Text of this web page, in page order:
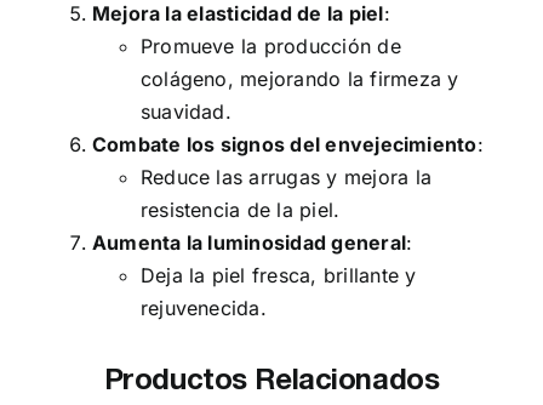
Mejora la elasticidad de la piel:
Promueve la producción de
colágeno, mejorando la firmeza y
suavidad.
Combate los signos del envejecimiento:
Reduce las arrugas y mejora la
resistencia de la piel.
Aumenta la luminosidad general:
Deja la piel fresca, brillante y
rejuvenecida.
Productos Relacionados